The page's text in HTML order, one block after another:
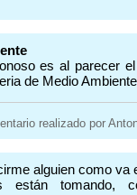
es al parecer
de Medio
realizado por
alguien como va
están tomando,